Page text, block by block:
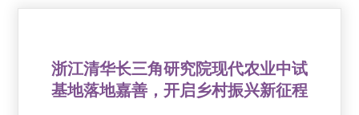
浙江清华长三角研究院现代农业中试
基地落地嘉善，开启乡村振兴新征程